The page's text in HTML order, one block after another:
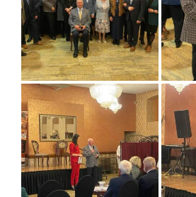
Szkolenia
Zarząd Główny
Linki
Kontakt